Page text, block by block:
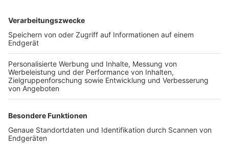
TOP-VEREINE
TOP-PARTNER